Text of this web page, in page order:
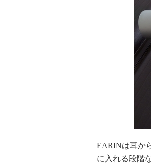
EARINは耳か
に入れる段階